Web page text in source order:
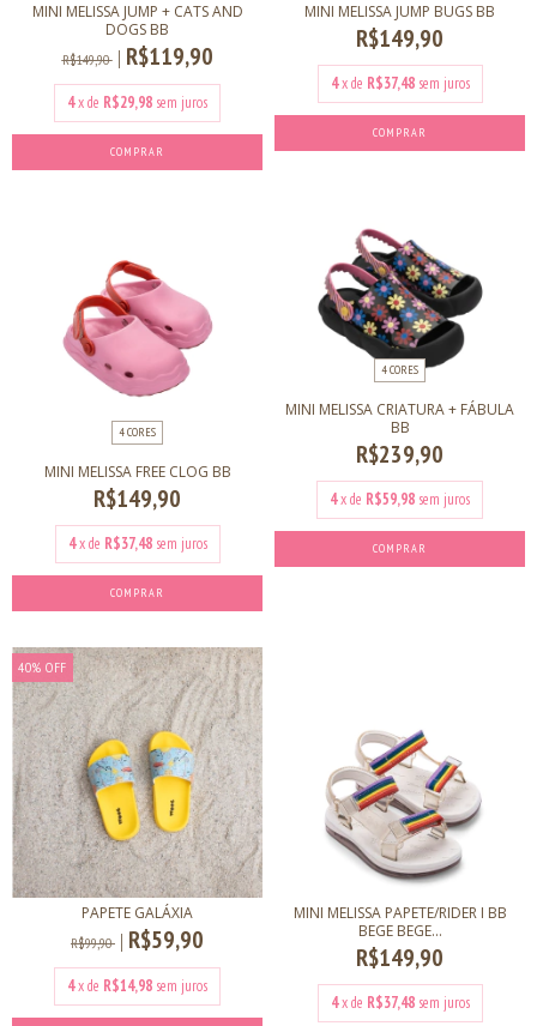
MINI MELISSA JUMP + CATS AND
DOGS BB
R$149,90 R$119,90
4x de R$29,98 sem juros
COMPRAR
MINI MELISSA JUMP BUGS BB
R$149,90
4 x de R$37,48 sem juros
COMPRAR
4 CORES
MINI MELISSA FREE CLOG BB
R$149,90
4 x de R$37,48 sem juros
COMPRAR
4 CORES
MINI MELISSA CRIATURA + FÁBULA
BB
R$239,90
4x de R$59,98 sem juros
COMPRAR
40% OFF
PAPETE GALÁXIA
R$99,90 R$59,90
4x de R$14,98 sem juros
MINI MELISSA PAPETE/RIDER I BB
BEGE BEGE...
R$149,90
4 x de R$37,48 sem juros